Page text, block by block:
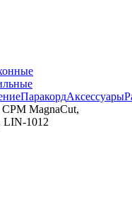
ПаракордАксессуары
MagnaCut,
LIN-1012